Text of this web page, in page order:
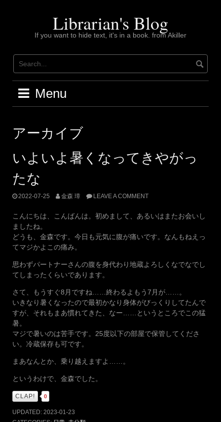
Librarian's Blog
If you want to hide text, it's in a book. from Akiller
Menu
アーカイブ
いよいよ暑くなってきやがっ
たな
2022-07-25 金森 璋 LEAVE A COMMENT
こんにちは、こんばんは。初めまして、あるいはまたお会いし
ましたね。
どうも、金森です。今日も元気に腹が痛いです。なんもねえっ
てマジかよこの痛み。
思わずパートナーさんの腹を身代わり地蔵よろしくなでなでし
てしまったくらいであります。
さて、もうすぐ8月ですね……終わるよもう7月が……。
いきなり暑くなったので最初かなり身体がびっくりしてたんで
すが、それもまあ慣れてきた、なー……というところでこの猛
暑。
マジで暑いのは苦手です。25度以下の部屋で保管してくださ
い。冷蔵保存も可です。
まあなんとか、乗り越えますよ……。
というわけで、金森でした。
CLAP! 0
UPDATED: 2023-01-23